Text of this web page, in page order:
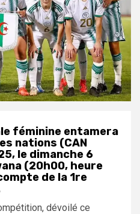
féminine entamera
nations (CAN
le dimanche 6
(20h00, heure
de la 1re
dévoilé ce